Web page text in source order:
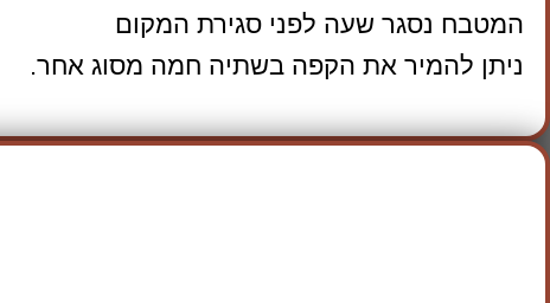
המטבח נסגר שעה לפני סגירת המקום
ניתן להמיר את הקפה בשתיה חמה מסוג אחר.